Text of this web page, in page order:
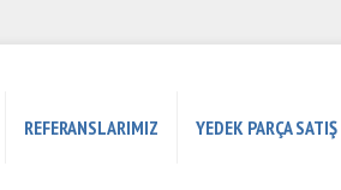
REFERANSLARIMIZ YEDEK PARÇA SATIŞ